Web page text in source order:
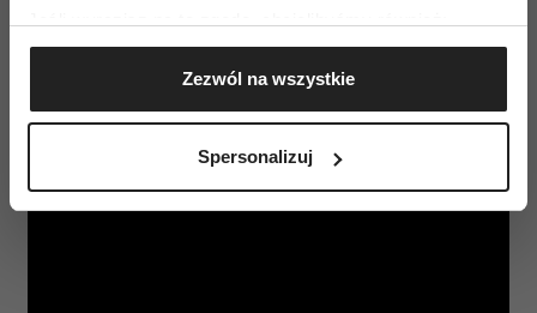
Gromadzić dane dotyczące Twojej lokalizacji
geograficznej z dokładnością nawet do kilku metrów
Identyfikować Twoje urządzenie, aktywnie
(fingerprinting, czyli wirtualny odcisk palca)
Zezwól na wszystkie
Spersonalizuj